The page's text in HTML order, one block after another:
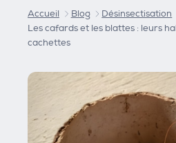
Accueil Blog
Désinsectisation
Les cafards et les blattes : leurs
cachettes